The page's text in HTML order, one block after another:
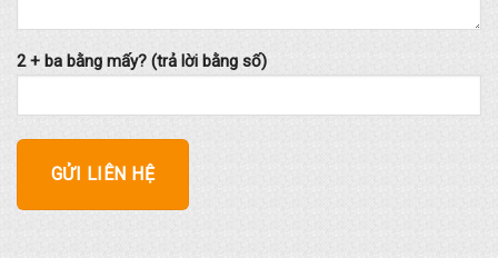
2 + ba bằng mấy? (trả lời bằng số)